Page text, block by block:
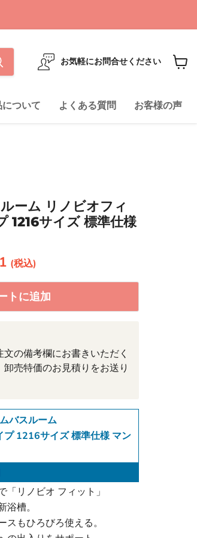
お気軽にお問合せください
を
ついて よくある質問 お客様の声
ーム リノビオフィ
サイズ 標準仕様
トに追加
の備考欄にお書きいただく
売特価のお見積りをお送り
バスルーム
プ 1216サイズ 標準仕様 マン
「リノビオ フィット」
槽。
もひろびろ使える。